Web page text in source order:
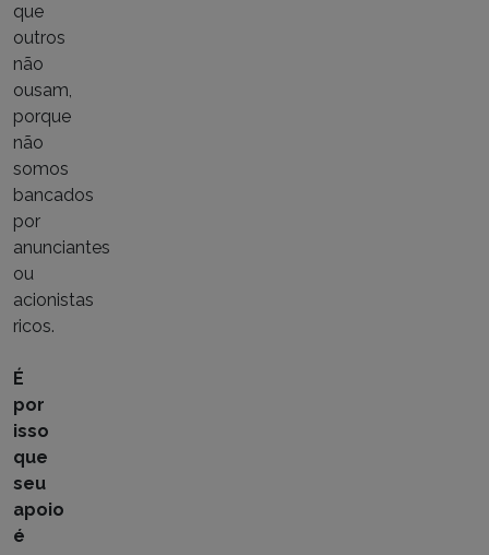
que
outros
não
ousam,
porque
não
somos
bancados
por
anunciantes
ou
acionistas
ricos.
É
por
isso
que
seu
apoio
é